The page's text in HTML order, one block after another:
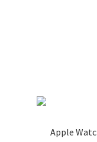
Apple